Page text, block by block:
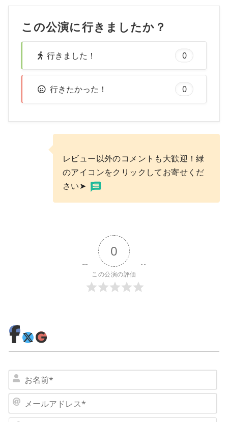
この公演に行きましたか？
行きました！ 0
行きたかった！ 0
レビュー以外のコメントも大歓迎！緑
のアイコンをクリックしてお寄せくだ
さい➤
0
この公演の評価
名